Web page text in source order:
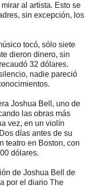
al artista. Esto se
sin excepción, los
tocó, sólo siete
dieron dinero, sin
32 dólares.
nadie pareció
Joshua Bell, uno de
las obras más
vez, en un violín
días antes de su
teatro en Boston, con
dólares.
de Joshua Bell de
por el diario The